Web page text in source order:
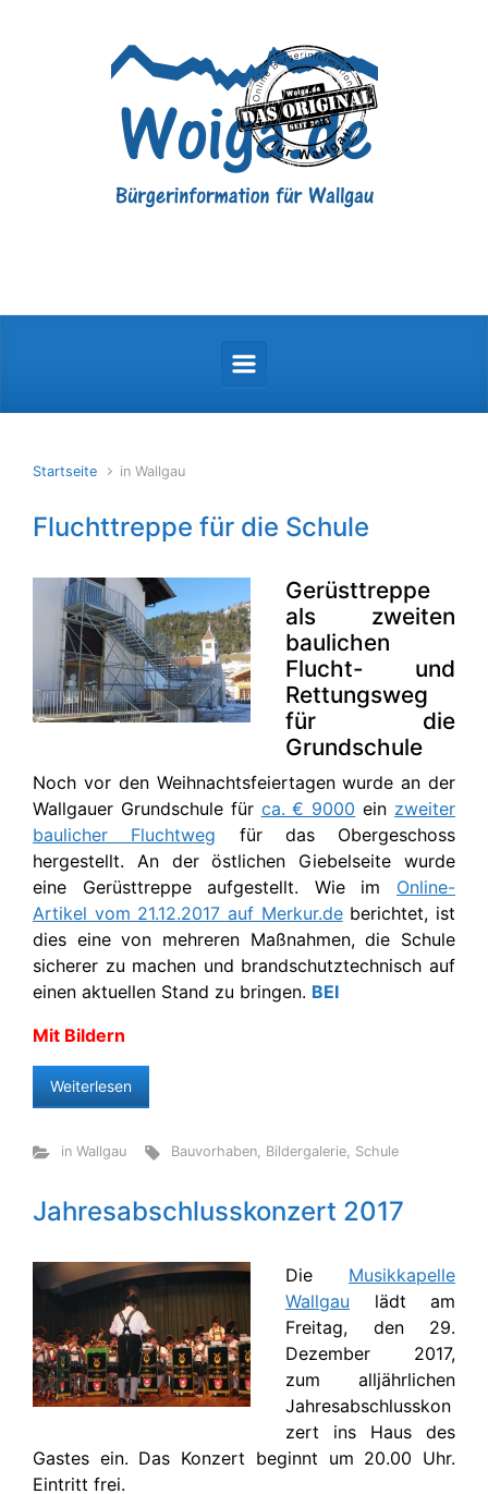
Startseite in Wallgau
Fluchttreppe für die Schule
Gerüsttreppe
als zweiten
baulichen
Flucht- und
Rettungsweg
für die
Grundschule
Noch vor den Weihnachtsfeiertagen wurde an der
Wallgauer Grundschule für ca. € 9000 ein zweiter
baulicher Fluchtweg für das Obergeschoss
hergestellt. An der östlichen Giebelseite wurde
eine Gerüsttreppe aufgestellt. Wie im Online-
Artikel vom 21.12.2017 auf Merkur.deberichtet, ist
dies eine von mehreren Maßnahmen, die Schule
sicherer zu machen und brandschutztechnisch auf
einen aktuellen Stand zu bringen. BEI
Mit Bildern
Weiterlesen
in Wallgau Bauvorhaben, Bildergalerie, Schule
Jahresabschlusskonzert 2017
Die Musikkapelle
Wallgau lädt am
Freitag, den 29.
Dezember 2017,
zum alljährlichen
Jahresabschlusskon
zert ins Haus des
Gastes ein. Das Konzert beginnt um 20.00 Uhr.
Eintritt frei.